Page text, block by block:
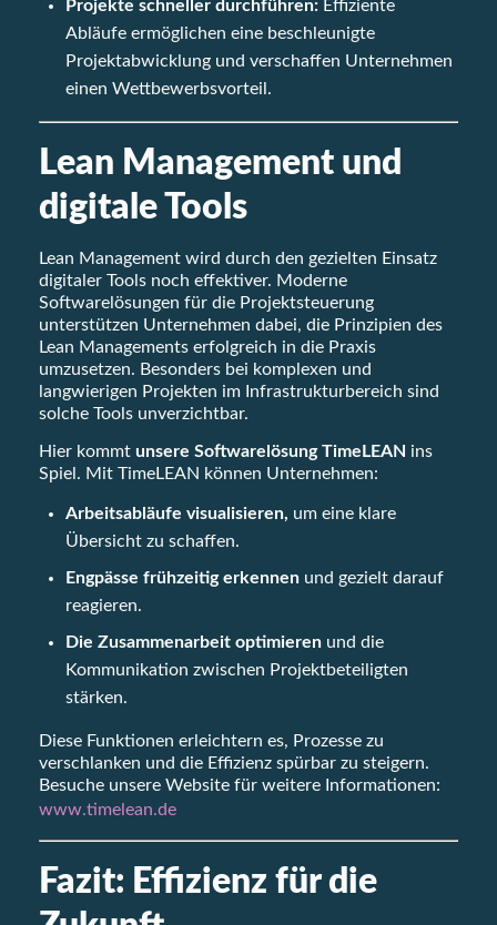
Projekte schneller durchführen: Effiziente
Abläufe ermöglichen eine beschleunigte
Projektabwicklung und verschaffen Unternehmen
einen Wettbewerbsvorteil.
Lean Management und
digitale Tools
Lean Management wird durch den gezielten Einsatz
digitaler Tools noch effektiver. Moderne
Softwarelösungen für die Projektsteuerung
unterstützen Unternehmen dabei, die Prinzipien des
Lean Managements erfolgreich in die Praxis
umzusetzen. Besonders bei komplexen und
langwierigen Projekten im Infrastrukturbereich sind
solche Tools unverzichtbar.
Hier kommt unsere Softwarelösung TimeLEAN ins
Spiel. Mit TimeLEAN können Unternehmen:
Arbeitsabläufe visualisieren, um eine klare
Übersicht zu schaffen.
Engpässe frühzeitig erkennen und gezielt darauf
reagieren.
Die Zusammenarbeit optimieren und die
Kommunikation zwischen Projektbeteiligten
stärken.
Diese Funktionen erleichtern es, Prozesse zu
verschlanken und die Effizienz spürbar zu steigern.
Besuche unsere Website für weitere Informationen:
www.timelean.de
Fazit: Effizienz für die